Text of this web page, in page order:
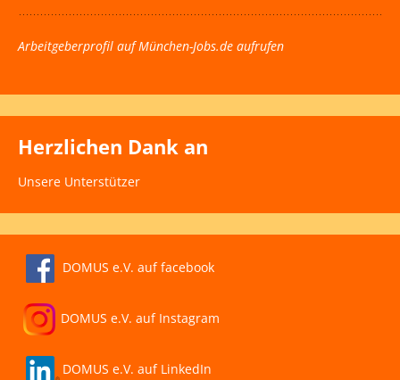
Arbeitgeberprofil auf München-Jobs.de aufrufen
Herzlichen Dank an
Unsere Unterstützer
DOMUS e.V. auf facebook
DOMUS e.V. auf Instagram
DOMUS e.V. auf LinkedIn